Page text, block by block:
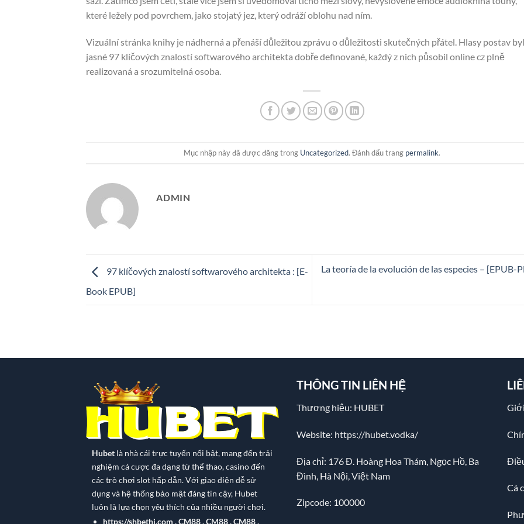
které ležely pod povrchem, jako stojatý jez, který odráží oblohu nad ním.
Vizuální stránka knihy je nádherná a přenáší důležitou zprávu o důležitosti skutečných přátel. Hlasy postav
jasné 97 klíčových znalostí softwarového architekta dobře definované, každý z nich působil online cz plně
realizovaná a srozumitelná osoba.
Mục nhập này đã được đăng trong Uncategorized. Đánh dấu trang permalink.
ADMIN
97 klíčových znalostí softwarového architekta : [E-
Book EPUB]
La teoría de la evolución de las especies – [EPUB-
Hubet là nhà cái trực tuyến nổi bật, mang đến trải
nghiệm cá cược đa dạng từ thể thao, casino đến
các trò chơi slot hấp dẫn. Với giao diện dễ sử
dụng và hệ thống bảo mật đáng tin cậy, Hubet
luôn là lựa chọn yêu thích của nhiều người chơi.
https://shbethi.com ,CM88,CM88,CM88,
THÔNG TIN LIÊN HỆ
Thương hiệu: HUBET
Website: https://hubet.vodka/
Địa chỉ: 176 Đ. Hoàng Hoa Thám, Ngọc Hồ, Ba
Đình, Hà Nội, Việt Nam
Zipcode: 100000
Cá